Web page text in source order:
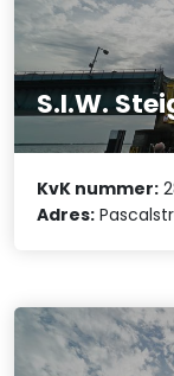
S.I.W.
KvK nummer:
Adres: